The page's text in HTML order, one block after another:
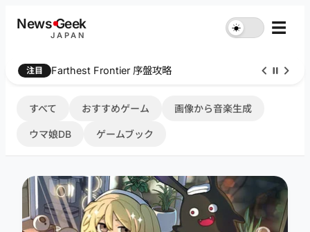
NewsGeek
JAPAN
☀︎ ☰
注目 Farthest Frontier 序盤攻略
すべて おすすめゲーム 画像から音楽生成
ウマ娘DB ゲームブック